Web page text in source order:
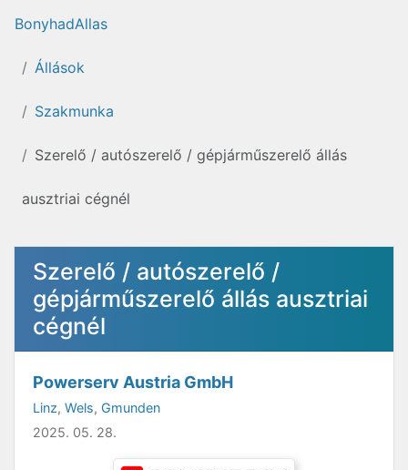
BonyhadAllas
Állások
Szakmunka
Szerelő / autószerelő / gépjárműszerelő állás
ausztriai cégnél
Szerelő / autószerelő /
gépjárműszerelő állás ausztriai
cégnél
Powerserv Austria GmbH
Linz, Wels, Gmunden
2025. 05. 28.